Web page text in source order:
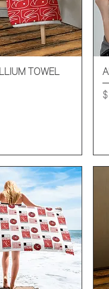
rápidaTOWEL